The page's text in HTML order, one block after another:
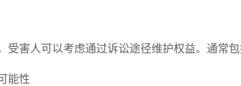
受害人可以考虑通过诉讼途径维护权益。通常包
能性